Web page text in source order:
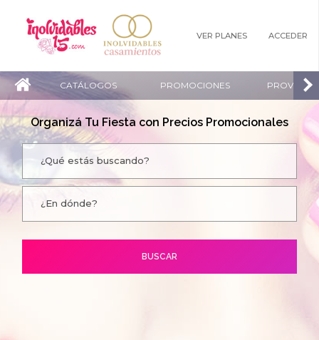
VER PLANES ACCEDER
CATÁLOGOS PROMOCIONES
Organizá Tu Fiesta con Precios Promocionales